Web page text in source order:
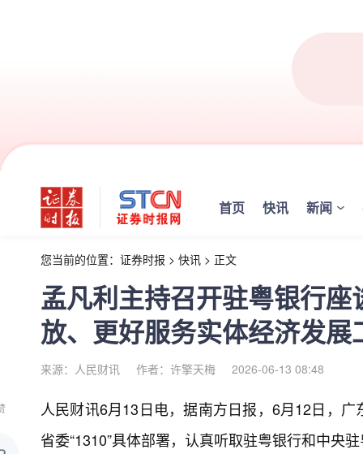
首页 快讯 新闻
您当前的位置： 证券时报 > 快讯 > 正文
孟凡利主持召开驻粤银行
放、更好服务实体经济发展
来源：人民财讯 作者：许擎天梅 2026-06-13 08:48
人民财讯6月13日电，据南方日报，6月12日，
省委“1310”具体部署，认真听取驻粤银行和中央